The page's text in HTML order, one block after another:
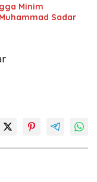
Minim
Sadar